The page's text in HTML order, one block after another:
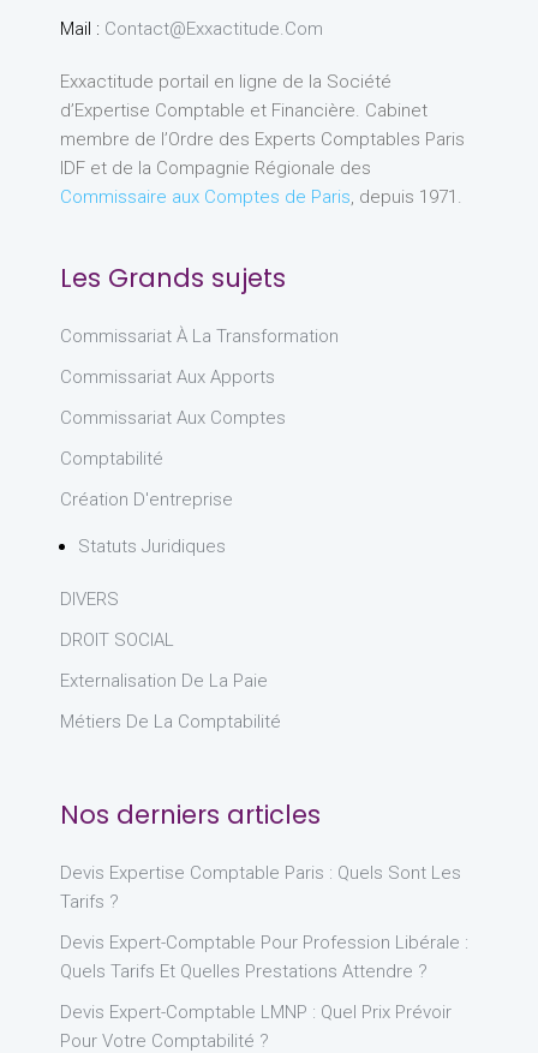
Mail : Contact@exxactitude.com
Exxactitude portail en ligne de la Société
d’Expertise Comptable et Financière. Cabinet
membre de l’Ordre des Experts Comptables Paris
IDF et de la Compagnie Régionale des
Commissaire aux Comptes de Paris, depuis 1971.
Les Grands sujets
Commissariat À La Transformation
Commissariat Aux Apports
Commissariat Aux Comptes
Comptabilité
Création D'entreprise
Statuts Juridiques
DIVERS
DROIT SOCIAL
Externalisation De La Paie
Métiers De La Comptabilité
Nos derniers articles
Devis Expertise Comptable Paris : Quels Sont Les
Tarifs ?
Devis Expert-Comptable Pour Profession Libérale :
Quels Tarifs Et Quelles Prestations Attendre ?
Devis Expert-Comptable LMNP : Quel Prix Prévoir
Pour Votre Comptabilité ?